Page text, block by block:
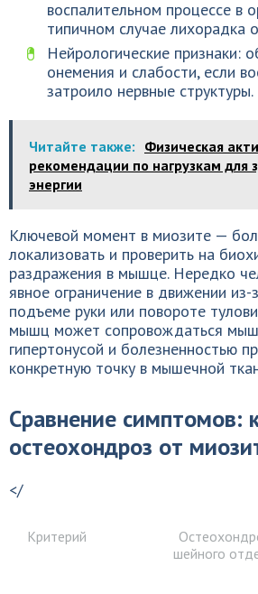
воспалительном процессе в
типичном случае лихорадка
Нейрологические признаки:
онемения и слабости, если
затроило нервные структуры.
Читайте также: Физическая
рекомендации по нагрузкам для
энергии
Ключевой момент в миозите —
локализовать и проверить на
раздражения в мышце. Нередко
явное ограничение в движении из-
подъеме руки или повороте
мышц может сопровождаться
гипертонусой и болезненностью
конкретную точку в мышечной
Сравнение симптомов:
остеохондроз от
</
Критерий
шейного